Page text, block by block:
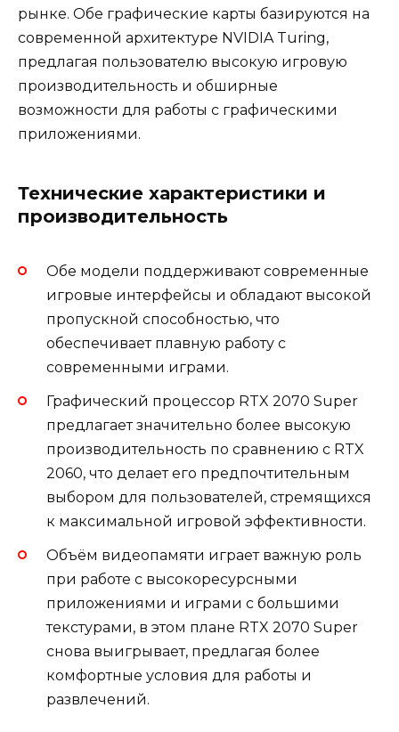
рынке. Обе графические карты базируются на
современной архитектуре NVIDIA Turing,
предлагая пользователю высокую игровую
производительность и обширные
возможности для работы с графическими
приложениями.
Технические характеристики и
производительность
Обе модели поддерживают современные
игровые интерфейсы и обладают высокой
пропускной способностью, что
обеспечивает плавную работу с
современными играми.
Графический процессор RTX 2070 Super
предлагает значительно более высокую
производительность по сравнению с RTX
2060, что делает его предпочтительным
выбором для пользователей, стремящихся
к максимальной игровой эффективности.
Объём видеопамяти играет важную роль
при работе с высокоресурсными
приложениями и играми с большими
текстурами, в этом плане RTX 2070 Super
снова выигрывает, предлагая более
комфортные условия для работы и
развлечений.